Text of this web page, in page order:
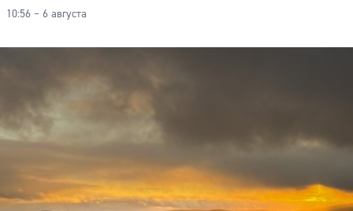
10:56 – 6 августа